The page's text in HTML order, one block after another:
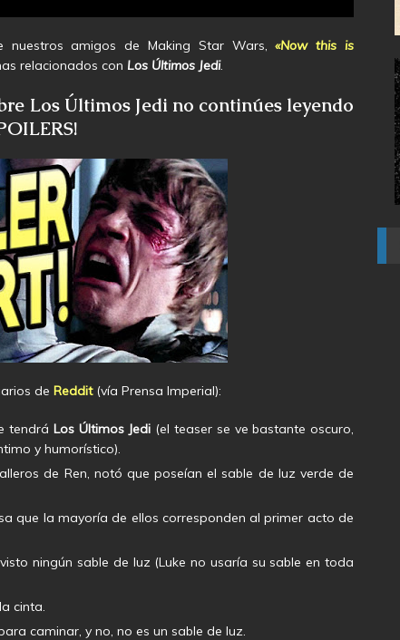
nuestros amigos de Making Star Wars,«Now this is
relacionados con Los Últimos Jedi.
Los Últimos Jedi no continúes leyendo
de Reddit(vía Prensa Imperial):
tendrá Los Últimos Jedi (el teaser se ve bastante oscuro,
y humorístico).
de Ren, notó que poseían el sable de luz verde de
que la mayoría de ellos corresponden al primer acto de
ningún sable de luz (Luke no usaría su sable en toda
cinta.
caminar, y no, no es un sable de luz.